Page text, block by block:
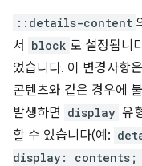
::details-content
서
block 로 설정됩니
었습니다. 이 변경사항은
콘텐츠와 같은 경우에
발생하면 display 유
할 수 있습니다(예:
display: